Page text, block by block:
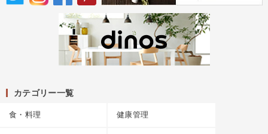
カテゴリー一覧
食・料理 健康管理